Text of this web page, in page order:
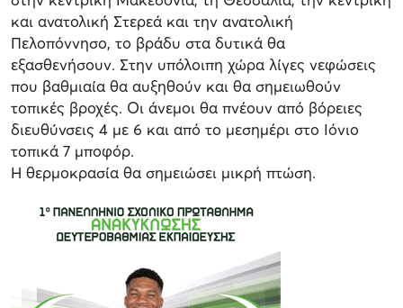
και ανατολική Στερεά και την ανατολική
Πελοπόννησο, το βράδυ στα δυτικά θα
εξασθενήσουν. Στην υπόλοιπη χώρα λίγες νεφώσεις
που βαθμιαία θα αυξηθούν και θα σημειωθούν
τοπικές βροχές. Οι άνεμοι θα πνέουν από βόρειες
διευθύνσεις 4 με 6 και από το μεσημέρι στο Ιόνιο
τοπικά 7 μποφόρ.
Η θερμοκρασία θα σημειώσει μικρή πτώση.